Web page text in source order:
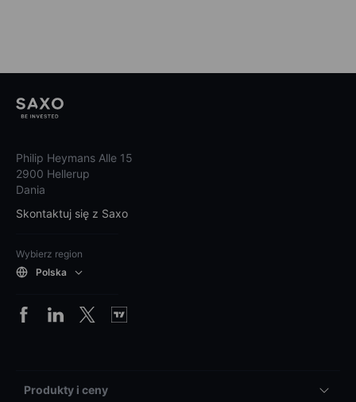
Philip Heymans Alle 15
2900 Hellerup
Dania
Skontaktuj się z Saxo
Wybierz region
Polska
Produkty i ceny